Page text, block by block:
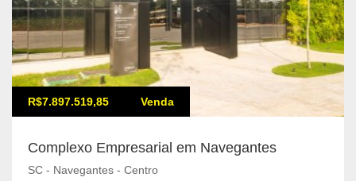
R$7.897.519,85 Venda
Complexo Empresarial em Navegantes
SC - Navegantes - Centro